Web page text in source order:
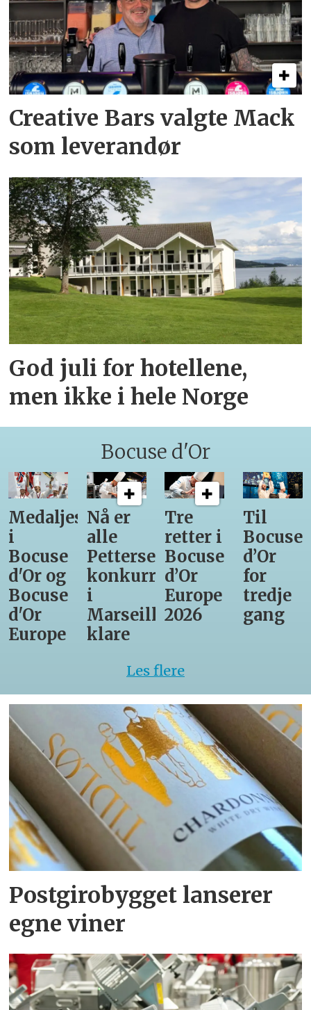
Creative Bars valgte Mack
som leverandør
God juli for hotellene,
men ikke i hele Norge
Bocuse d'Or
Medaljestatistikk
i
Bocuse
d'Or og
Bocuse
d'Or
Europe
Nå er
alle
Pettersens
konkurrenter
i
Marseille
klare
Tre
retter i
Bocuse
d’Or
Europe
2026
Til
Bocuse
d’Or
for
tredje
gang
Les flere
Postgirobygget lanserer
egne viner